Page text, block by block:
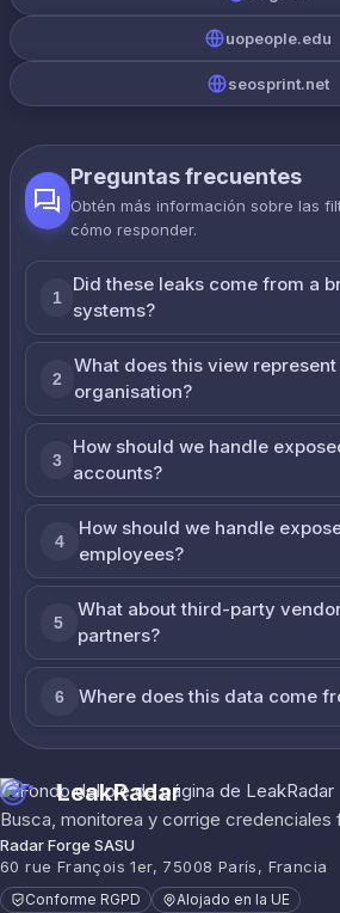
uopeople.edu
seosprint.net
Preguntas frecuentes
Obtén más información sobre las
cómo responder.
1
Did these leaks come from a
systems?
2
What does this view
organisation?
3
How should we handle
accounts?
4
How should we handle
employees?
5
What about third-party
partners?
6 Where does this data come
LeakRadar
Busca, monitorea y corrige credenciales
Radar Forge SASU
60 rue François 1er, 75008 París, Francia
Conforme RGPD Alojado en la UE